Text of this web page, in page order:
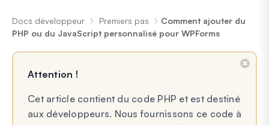
Docs développeur Premiers pas
Comment ajouter du
PHP ou du JavaScript personnalisé pour WPForms
Attention !
Cet article contient du code PHP et est destiné
aux développeurs. Nous fournissons ce code à